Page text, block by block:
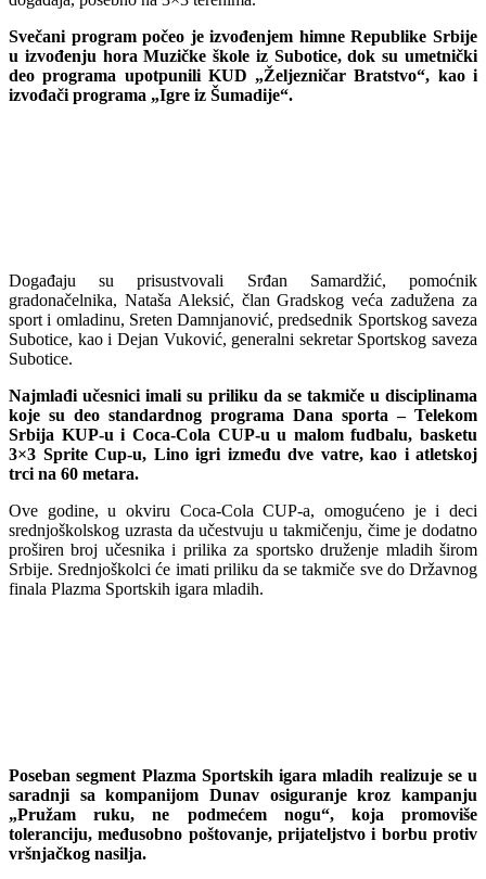
Svečani program počeo je izvođenjem himne Republike Srbije
u izvođenju hora Muzičke škole iz Subotice, dok su umetnički
deo programa upotpunili KUD „Željezničar Bratstvo“, kao i
izvođači programa „Igre iz Šumadije“.
Događaju su prisustvovali Srđan Samardžić, pomoćnik
gradonačelnika, Nataša Aleksić, član Gradskog veća zadužena za
sport i omladinu, Sreten Damnjanović, predsednik Sportskog saveza
Subotice, kao i Dejan Vuković, generalni sekretar Sportskog saveza
Subotice.
Najmlađi učesnici imali su priliku da se takmiče u disciplinama
koje su deo standardnog programa Dana sporta – Telekom
Srbija KUP-u i Coca-Cola CUP-u u malom fudbalu, basketu
3×3 Sprite Cup-u, Lino igri između dve vatre, kao i atletskoj
trci na 60 metara.
Ove godine, u okviru Coca-Cola CUP-a, omogućeno je i deci
srednjoškolskog uzrasta da učestvuju u takmičenju, čime je dodatno
proširen broj učesnika i prilika za sportsko druženje mladih širom
Srbije. Srednjoškolci će imati priliku da se takmiče sve do Državnog
finala Plazma Sportskih igara mladih.
Poseban segment Plazma Sportskih igara mladih realizuje se u
saradnji sa kompanijom Dunav osiguranje kroz kampanju
„Pružam ruku, ne podmećem nogu“, koja promoviše
toleranciju, međusobno poštovanje, prijateljstvo i borbu protiv
vršnjačkog nasilja.